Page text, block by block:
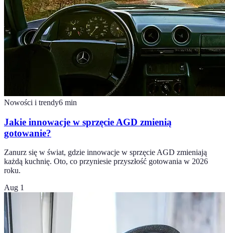
Nowości i trendy6 min
Jakie innowacje w sprzęcie AGD zmienią
gotowanie?
Zanurz się w świat, gdzie innowacje w sprzęcie AGD zmieniają
każdą kuchnię. Oto, co przyniesie przyszłość gotowania w 2026
roku.
Aug 1